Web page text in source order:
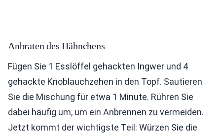
Anbraten des Hähnchens
Fügen Sie 1 Esslöffel gehackten Ingwer und 4
gehackte Knoblauchzehen in den Topf. Sautieren
Sie die Mischung für etwa 1 Minute. Rühren Sie
dabei häufig um, um ein Anbrennen zu vermeiden.
Jetzt kommt der wichtigste Teil: Würzen Sie die